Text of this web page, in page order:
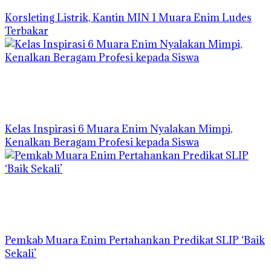
Korsleting Listrik, Kantin MIN 1 Muara Enim Ludes
Terbakar
Kelas Inspirasi 6 Muara Enim Nyalakan Mimpi,
Kenalkan Beragam Profesi kepada Siswa
Pemkab Muara Enim Pertahankan Predikat SLIP ‘Baik
Sekali’